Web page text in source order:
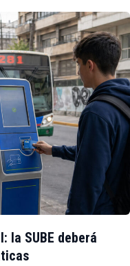
la SUBE deberá